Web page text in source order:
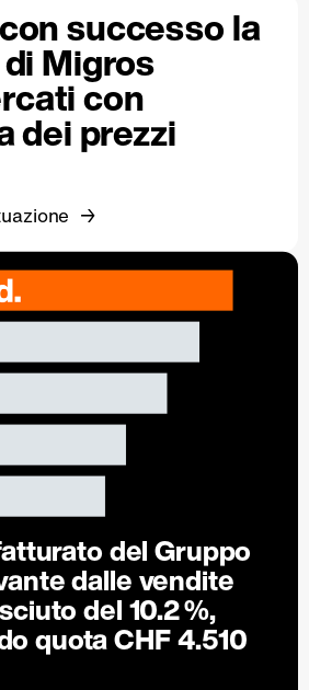
successo la
Migros
con
dei prezzi
del Gruppo
dalle vendite
del10.2 %,
quota CHF 4.510